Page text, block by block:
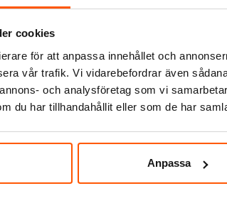
cookies
för att anpassa innehållet och
vår trafik. Vi vidarebefordrar även
och analysföretag som vi
du har tillhandahållit eller som de har
Anpassa
Art.
EAN: